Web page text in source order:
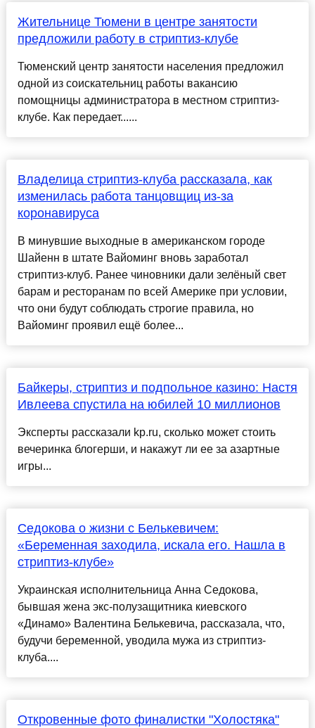
Жительнице Тюмени в центре занятости
предложили работу в стриптиз-клубе
Тюменский центр занятости населения предложил
одной из соискательниц работы вакансию
помощницы администратора в местном стриптиз-
клубе. Как передает......
Владелица стриптиз-клуба рассказала, как
изменилась работа танцовщиц из-за
коронавируса
В минувшие выходные в американском городе
Шайенн в штате Вайоминг вновь заработал
стриптиз-клуб. Ранее чиновники дали зелёный свет
барам и ресторанам по всей Америке при условии,
что они будут соблюдать строгие правила, но
Вайоминг проявил ещё более...
Байкеры, стриптиз и подпольное казино: Настя
Ивлеева спустила на юбилей 10 миллионов
Эксперты рассказали kp.ru, сколько может стоить
вечеринка блогерши, и накажут ли ее за азартные
игры...
Седокова о жизни с Белькевичем:
«Беременная заходила, искала его. Нашла в
стриптиз-клубе»
Украинская исполнительница Анна Седокова,
бывшая жена экс-полузащитника киевского
«Динамо» Валентина Белькевича, рассказала, что,
будучи беременной, уводила мужа из стриптиз-
клуба....
Откровенные фото финалистки "Холостяка"